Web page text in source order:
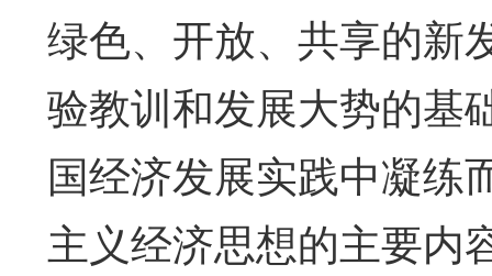
绿色、开放、共享的新
验教训和发展大势的基
国经济发展实践中凝练
主义经济思想的主要内